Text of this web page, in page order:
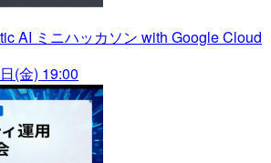
AI ミニハッカソン with Google Cloud
(金) 19:00